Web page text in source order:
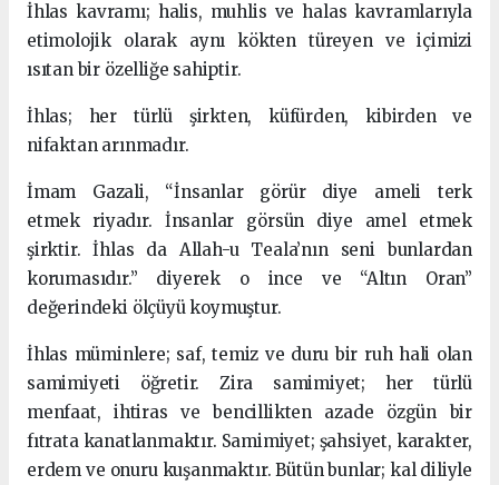
İhlas kavramı; halis, muhlis ve halas kavramlarıyla
etimolojik olarak aynı kökten türeyen ve içimizi
ısıtan bir özelliğe sahiptir.
İhlas; her türlü şirkten, küfürden, kibirden ve
nifaktan arınmadır.
İmam Gazali, “İnsanlar görür diye ameli terk
etmek riyadır. İnsanlar görsün diye amel etmek
şirktir. İhlas da Allah-u Teala’nın seni bunlardan
korumasıdır.” diyerek o ince ve “Altın Oran”
değerindeki ölçüyü koymuştur.
İhlas müminlere; saf, temiz ve duru bir ruh hali olan
samimiyeti öğretir. Zira samimiyet; her türlü
menfaat, ihtiras ve bencillikten azade özgün bir
fıtrata kanatlanmaktır. Samimiyet; şahsiyet, karakter,
erdem ve onuru kuşanmaktır. Bütün bunlar; kal diliyle